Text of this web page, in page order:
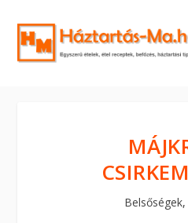
Belsőségek,